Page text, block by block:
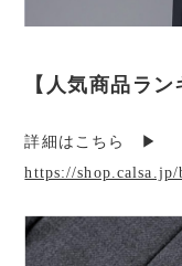
【人気商品ラン
詳細はこちら ▶︎
https://